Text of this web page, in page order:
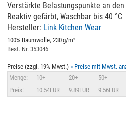
Verstärkte Belastungspunkte an
Reaktiv gefärbt, Waschbar bis 40 °C
Hersteller: Link Kitchen Wear
100% Baumwolle, 230 g/m²
Best. Nr. 353046
Preise (zzgl. 19% Mwst.) » Preise mit Mwst.
Menge:
10+ 20+ 50+
Preis:
10.54EUR 9.89EUR 9.56EUR